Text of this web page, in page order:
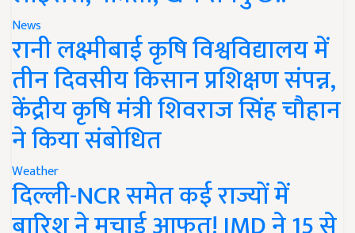
News
रानी लक्ष्मीबाई कृषि विश्वविद्यालय में
तीन दिवसीय किसान प्रशिक्षण संपन्न,
केंद्रीय कृषि मंत्री शिवराज सिंह चौहान
ने किया संबोधित
Weather
दिल्ली-NCR समेत कई राज्यों में